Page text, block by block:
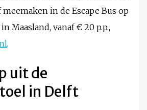
in de Escape Bus op
Maasland, vanaf € 20 p.p.,
.
uit de
in Delft